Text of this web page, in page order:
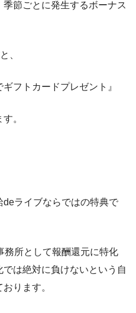
節ごとに発生するボーナス
、
フトカードプレゼント』
。
ライブならではの特典で
務所として報酬還元に特化
は絶対に負けないという自
ります。